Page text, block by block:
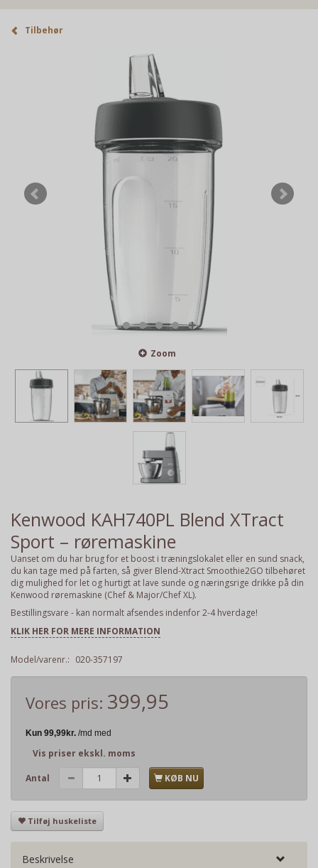
Tilbehør
Zoom
Kenwood KAH740PL Blend XTract
Sport – røremaskine
Uanset om du har brug for et boost i træningslokalet eller en sund snack,
du kan tage med på farten, så giver Blend-Xtract Smoothie2GO tilbehøret
dig mulighed for let og hurtigt at lave sunde og næringsrige drikke på din
Kenwood røremaskine (Chef & Major/Chef XL).
Bestillingsvare - kan normalt afsendes indenfor 2-4 hverdage!
KLIK HER FOR MERE INFORMATION
Model/varenr.: 020-357197
Vores pris: 399,95
Vis priser ekskl. moms
Antal KØB NU
Tilføj huskeliste
Beskrivelse